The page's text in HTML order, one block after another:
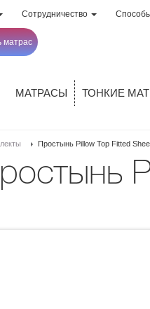
Сотрудничество
матрас
МАТРАСЫ ТОНКИЕ
Простынь Pillow Top Fitted